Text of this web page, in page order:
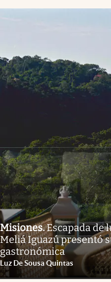
Misiones.Escapada de
Meliá Iguazú presentó
gastronómica
Luz De Sousa Quintas